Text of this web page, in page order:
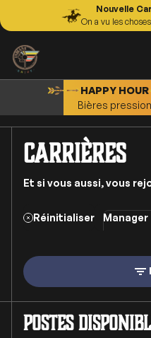
Nouvelle
On a vu les
HAPPY HOUR
Tapasà partir
Bières pression
CARRIÈRES
Et si vous aussi, vous
Réinitialiser Manager
Postes